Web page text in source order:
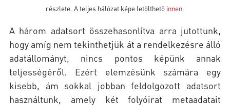
részlete. A teljes hálózat képe letölthető innen.
A három adatsort összehasonlítva arra jutottunk,
hogy amíg nem tekinthetjük át a rendelkezésre álló
adatállományt, nincs pontos képünk annak
teljességéről. Ezért elemzésünk számára egy
kisebb, ám sokkal jobban feldolgozott adatsort
használtunk, amely két folyóirat metaadatait